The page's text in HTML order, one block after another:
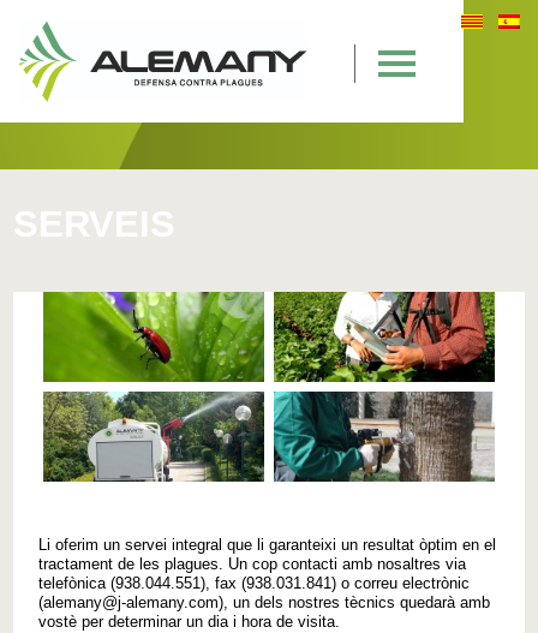
SERVEIS
Li oferim un servei integral que li garanteixi un resultat òptim en el
tractament de les plagues. Un cop contacti amb nosaltres via
telefònica (938.044.551), fax (938.031.841) o correu electrònic
(alemany@j-alemany.com), un dels nostres tècnics quedarà amb
vostè per determinar un dia i hora de visita.